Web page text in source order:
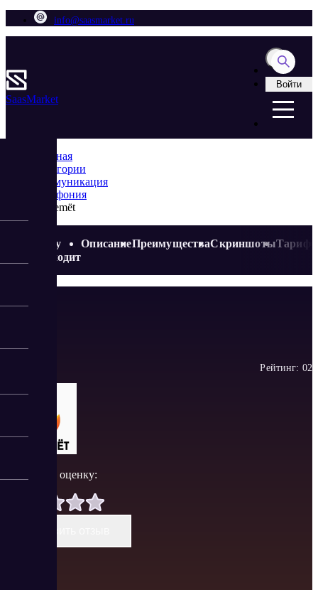
info@saasmarket.ru
SaasMarket
Войти
Главная
Категории
Коммуникация
Телефония
Ognemёt
Кому
подходит
ОписаниеПреимуществаСкриншоты
Рейтинг: 02
Поставить оценку: